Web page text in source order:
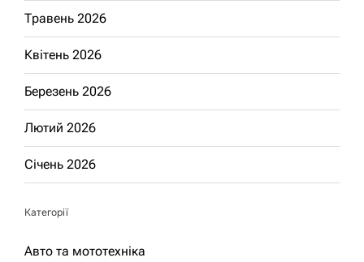
Травень 2026
Квітень 2026
Березень 2026
Лютий 2026
Січень 2026
Категорії
Авто та мототехніка